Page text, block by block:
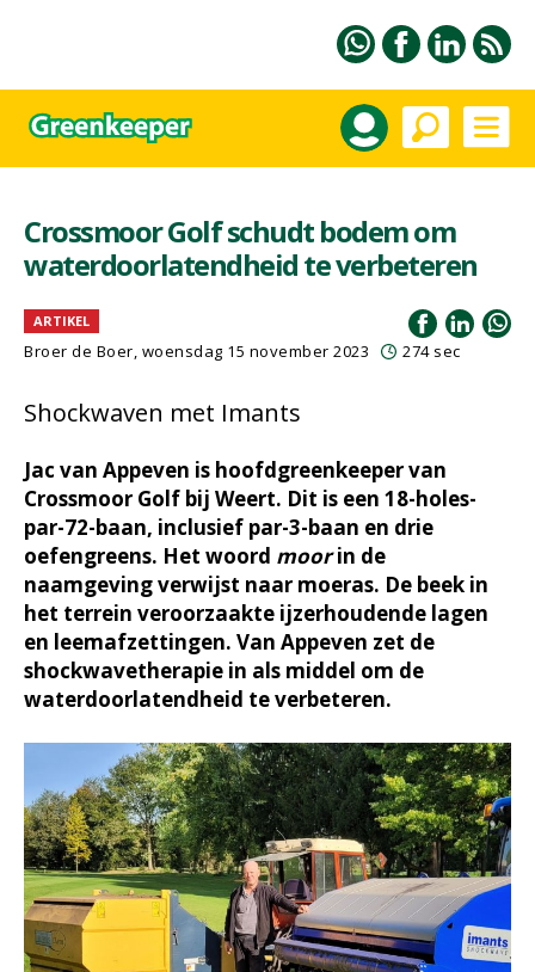
Crossmoor Golf schudt bodem om
waterdoorlatendheid te verbeteren
ARTIKEL
Broer de Boer, woensdag 15 november 2023 274 sec
Shockwaven met Imants
Jac van Appeven is hoofdgreenkeeper van
Crossmoor Golf bij Weert. Dit is een 18-holes-
par-72-baan, inclusief par-3-baan en drie
oefengreens. Het woord moorin de
naamgeving verwijst naar moeras. De beek in
het terrein veroorzaakte ijzerhoudende lagen
en leemafzettingen. Van Appeven zet de
shockwavetherapie in als middel om de
waterdoorlatendheid te verbeteren.